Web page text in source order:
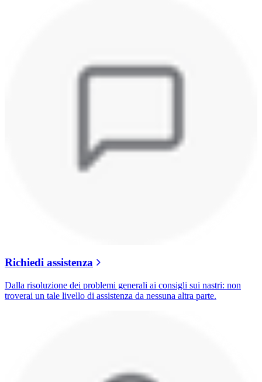
Richiedi assistenza
Dalla risoluzione dei problemi generali ai consigli sui nastri: non
troverai un tale livello di assistenza da nessuna altra parte.